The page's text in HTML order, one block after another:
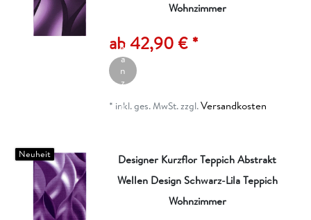
Wohnzimmer
ab 42,90 € *
ik
el
a
n
z
g
* inkl. ges. MwSt.zzgl.Versandkosten
Neuheit
Designer Kurzflor Teppich Abstrakt
Wellen Design Schwarz-Lila Teppich
Wohnzimmer